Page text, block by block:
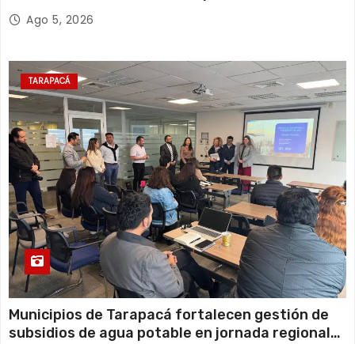
y el empleo en Tarapacá
Ago 5, 2026
TARAPACÁ
Municipios de Tarapacá fortalecen gestión de
subsidios de agua potable en jornada regional